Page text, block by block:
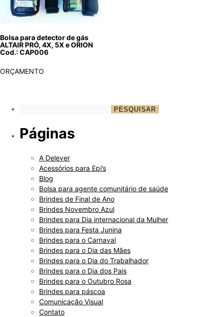
Bolsa para detector de gás
ALTAIR PRÓ, 4X, 5X e ORION
Cod.: CAP006
ORÇAMENTO
Páginas
A Delever
Acessórios para Epi’s
Blog
Bolsa para agente comunitário de saúde
Brindes de Final de Ano
Brindes Novembro Azul
Brindes para Dia internacional da Mulher
Brindes para Festa Junina
Brindes para o Carnaval
Brindes para o Dia das Mães
Brindes para o Dia do Trabalhador
Brindes para o Dia dos Pais
Brindes para o Outubro Rosa
Brindes para páscoa
Comunicação Visual
Contato